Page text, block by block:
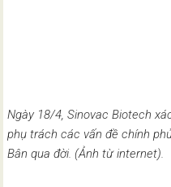
Ngày 18/4, Sinovac Biotech
phụ trách các vấn đề chính
Bân qua đời. (Ảnh từ internet).